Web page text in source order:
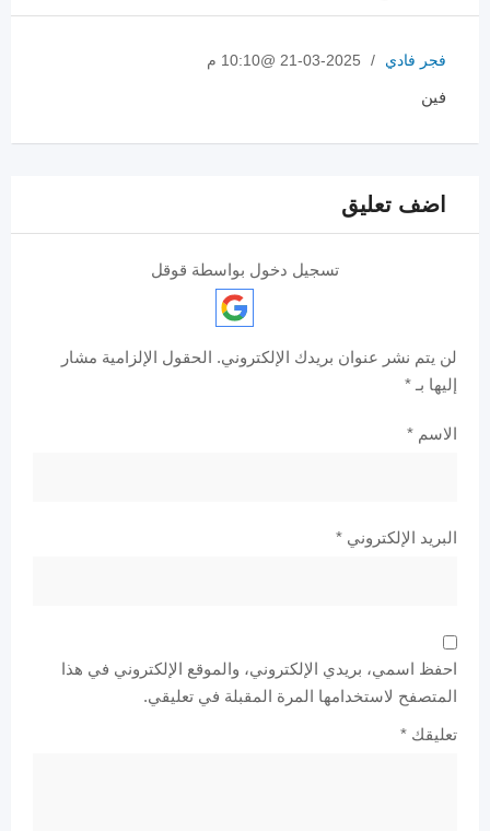
فجر فادي / 2025-03-21 @10:10 م
فين
اضف تعليق
تسجيل دخول بواسطة قوقل
لن يتم نشر عنوان بريدك الإلكتروني. الحقول الإلزامية مشار
إليها بـ *
الاسم *
البريد الإلكتروني *
احفظ اسمي، بريدي الإلكتروني، والموقع الإلكتروني في هذا
المتصفح لاستخدامها المرة المقبلة في تعليقي.
تعليقك *